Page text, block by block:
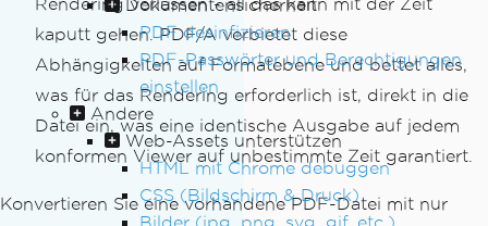
Dokumentensicherheit
PDF desinfizieren
PDF-Passwörter und Berechtigungen
einstellen
Andere
Web-Assets unterstützen
HTML mit Chrome debuggen
CSS (Bildschirm & Druck)
Bilder (jpg, png, svg, gif, etc.)
Rendering verlassen - all das kann mit der Zeit
kaputt gehen. PDF/A verbietet diese
Abhängigkeiten auf Formatebene und bettet alles,
was für das Rendering erforderlich ist, direkt in die
Datei ein, was eine identische Ausgabe auf jedem
konformen Viewer auf unbestimmte Zeit garantiert.
Konvertieren Sie eine vorhandene PDF-Datei mit nur